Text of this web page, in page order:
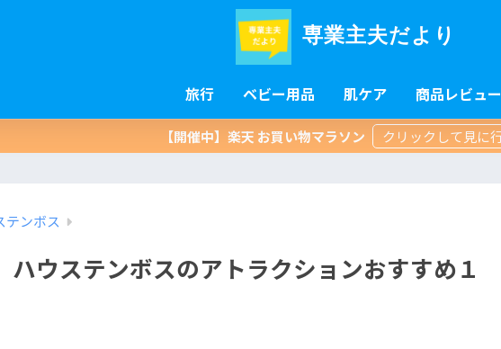
専業主夫だより
旅行 ベビー用品 肌ケア 商品レビュー
【開催中】楽天 お買い物マラソン
テンボス
ハウステンボスのアトラクションおすすめ１